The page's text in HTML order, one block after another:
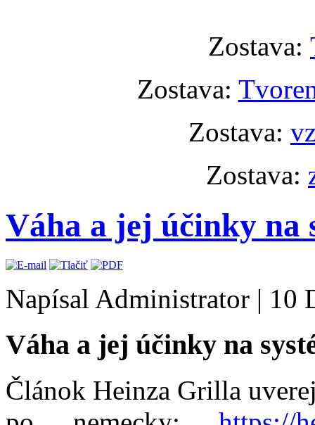
Zostava:
Zostava:
Zostava:
Zostava:
Váha a jej účinky na
Napísal Administrator | 10
Váha a jej účinky na
Článok Heinza Grilla